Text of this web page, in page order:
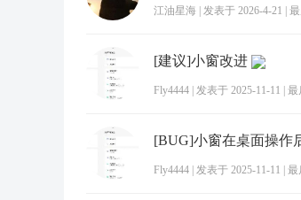
江油星海 发表于 2026-4-21
[建议]小窗改进
Fly4444 发表于 2025-11-11 最
Fly4444 发表于 2025-11-11 最